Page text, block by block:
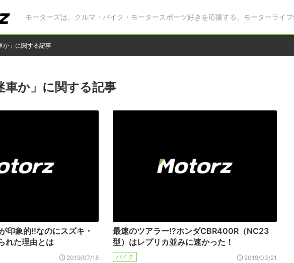
モーターズは、クルマ・バイク・モータースポーツ好きを応援する、モーターライフ
か」に関する記事
車か」に関する記事
印象的!!なのにスズキ・
れた理由とは
2019/07/18
最速のツアラー!?ホンダCBR400R（NC23
型）はレプリカ並みに速かった！
バイク 2019/03/21